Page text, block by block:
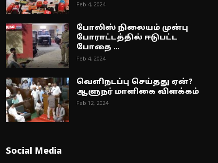
Feb 4, 2024
போலிஸ் நிலையம் முன்பு
போராட்டத்தில் ஈடுபட்ட
போதை ...
Feb 4, 2024
வெளிநடப்பு செய்தது ஏன்?
ஆளுநர் மாளிகை விளக்கம்
Feb 12, 2024
Social Media